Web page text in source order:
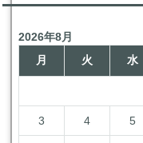
2026年8月
月
火 水
3 4 5